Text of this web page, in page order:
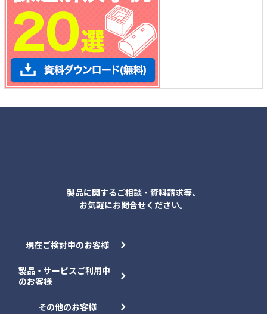
製品に関するご相談・資料請求等、
お気軽にお問合せください。
現在ご検討中のお客様
製品・サービスご利用中
のお客様
その他のお客様